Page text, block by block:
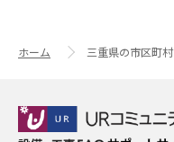
ホーム 三重県の市区町村